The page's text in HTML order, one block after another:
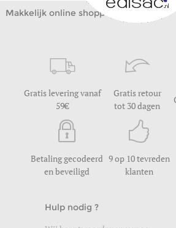
Makkelijk online shoppen
Gratis levering vanaf
59
Gratis retour
tot 30 dagen
Betaling gecodeerd
en beveiligd
9 op 10 tevreden
klanten
Hulp nodig ?